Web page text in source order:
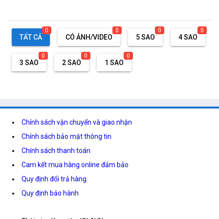
TẤT CẢ
0
CÓ ẢNH/VIDEO
0
5 SAO
0
4 SAO
0
3 SAO
0
2 SAO
0
1 SAO
0
Chính sách vận chuyển và giao nhận
Chính sách bảo mật thông tin
Chính sách thanh toán
Cam kết mua hàng online đảm bảo
Quy định đổi trả hàng
Quy định bảo hành